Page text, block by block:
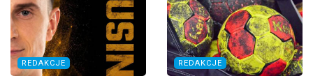
REDAKCJE REDAKCJE